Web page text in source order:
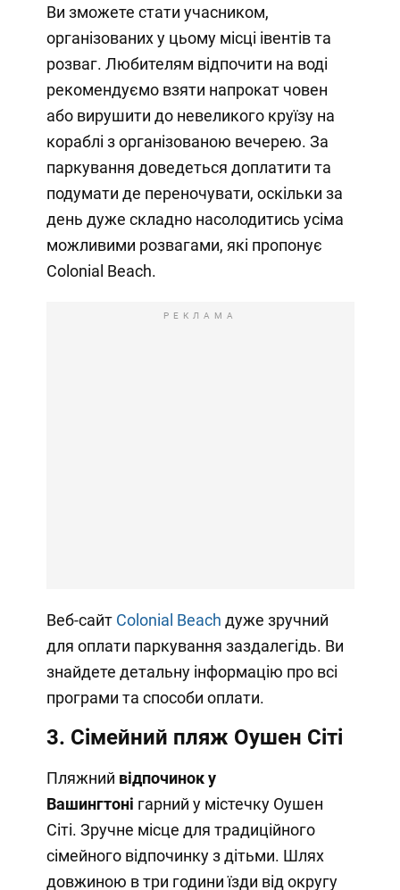
Ви зможете стати учасником,
організованих у цьому місці івентів та
розваг. Любителям відпочити на воді
рекомендуємо взяти напрокат човен
або вирушити до невеликого круїзу на
кораблі з організованою вечерею. За
паркування доведеться доплатити та
подумати де переночувати, оскільки за
день дуже складно насолодитись усіма
можливими розвагами, які пропонує
Colonial Beach.
РЕКЛАМА
Веб-сайт Colonial Beach дуже зручний
для оплати паркування заздалегідь. Ви
знайдете детальну інформацію про всі
програми та способи оплати.
3. Сімейний пляж Оушен Сіті
Пляжний відпочинок у
Вашингтоні гарний у містечку Оушен
Сіті. Зручне місце для традиційного
сімейного відпочинку з дітьми. Шлях
довжиною в три години їзди від округу